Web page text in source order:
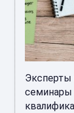
Эксперты